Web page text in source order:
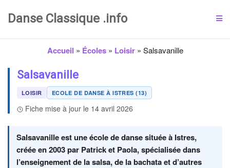
Danse Classique .info
Accueil » Écoles» Loisir» Salsavanille
Salsavanille
LOISIR ECOLE DE DANSE À ISTRES (13)
Fiche mise à jour le 14 avril 2026
Salsavanille est une école de danse située à Istres,
créée en 2003 par Patrick et Paola, spécialisée dans
l’enseignement de la salsa, de la bachata et d’autres